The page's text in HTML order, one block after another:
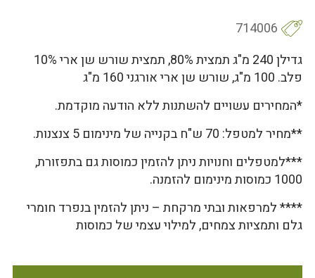
714006
גדילן 240 מ"ג תמצית 80%, תמצית שורש שן ארי 10%
פלב. 100 מ"ג, שורש שן ארי אורגני 160 מ"ג
*המחירים עשויים להשתנות ללא הודעה מוקדמת.
**מחיר למטפל: 70 ש"ח בקנייה של מינימום 5 צנצנות.
***למטפלים וחנויות ניתן להזמין כמוסות גם בתפזורת,
1000 כמוסות מינימום להזמנה.
**** למרפאות ובתי מרקחת – ניתן להזמין בנפרד חומרי
גלם ותמציות צמחים, למילוי עצמי של כמוסות